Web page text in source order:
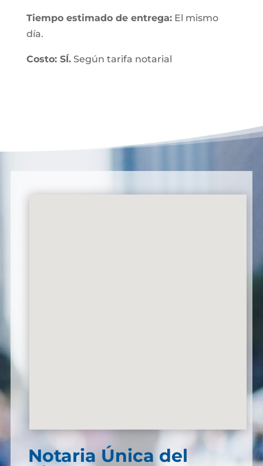
Tiempo estimado de entrega:El mismo
día.
Costo: SÍ.Según tarifa notarial
Notaria Única del